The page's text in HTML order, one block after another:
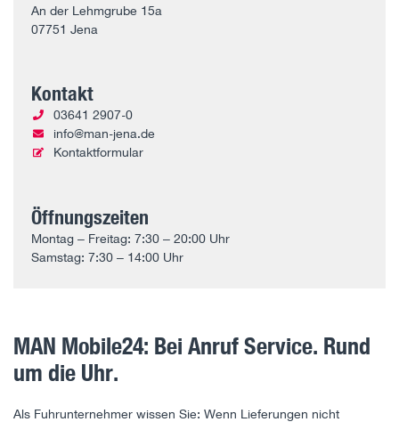
An der Lehmgrube 15a
07751 Jena
Kontakt
03641 2907-0
info@man-jena.de
Kontaktformular
Öffnungszeiten
Montag – Freitag: 7:30 – 20:00 Uhr
Samstag: 7:30 – 14:00 Uhr
MAN Mobile24: Bei Anruf Service. Rund
um die Uhr.
Als Fuhrunternehmer wissen Sie: Wenn Lieferungen nicht